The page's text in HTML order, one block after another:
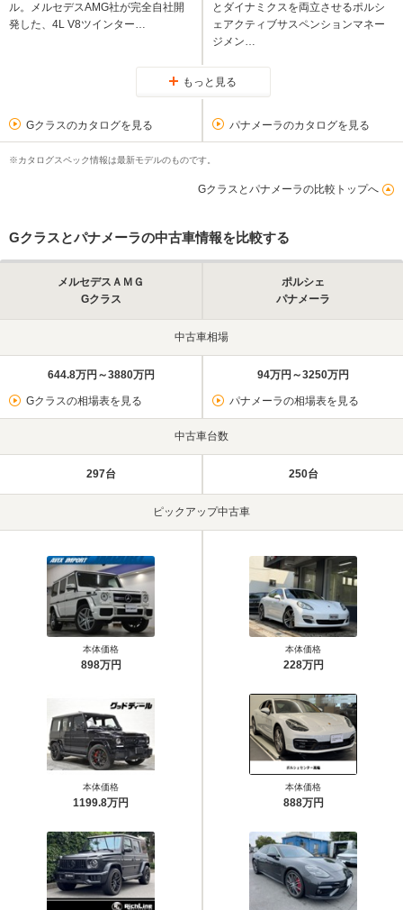
ル。メルセデスAMG社が完全自社開
発した、4L V8ツインター…
とダイナミクスを両立させるポルシ
ェアクティブサスペンションマネー
ジメン…
もっと見る
Gクラスのカタログを見る パナメーラのカタログを見る
※カタログスペック情報は最新モデルのものです。
Gクラスとパナメーラの比較トップへ
Gクラスとパナメーラの中古車情報を比較する
メルセデスＡＭＧ
Gクラス
ポルシェ
パナメーラ
中古車相場
644.8万円～3880万円
Gクラスの相場表を見る
94万円～3250万円
パナメーラの相場表を見る
中古車台数
297台 250台
ピックアップ中古車
本体価格
898万円
本体価格
1199.8万円
本体価格
228万円
本体価格
888万円